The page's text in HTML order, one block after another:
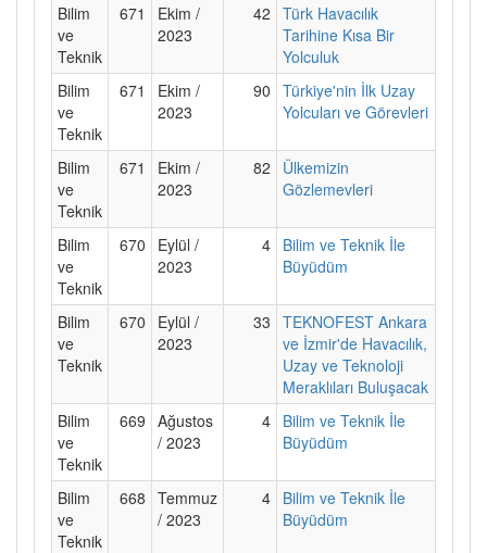
Bilim
ve
Teknik
671
Ekim /
2023
42 Türk Havacılık
Tarihine Kısa Bir
Yolculuk
Bilim
ve
Teknik
671
Ekim /
2023
90 Türkiye'nin İlk Uzay
Yolcuları ve Görevleri
Bilim
ve
Teknik
671
Ekim /
2023
82
Ülkemizin
Gözlemevleri
Bilim
ve
Teknik
670
Eylül /
2023
4 Bilim ve Teknik İle
Büyüdüm
Bilim
ve
Teknik
670
Eylül /
2023
33 TEKNOFEST Ankara
ve İzmir'de Havacılık,
Uzay ve Teknoloji
Meraklıları Buluşacak
Bilim
ve
Teknik
669 Ağustos
/ 2023
4 Bilim ve Teknik İle
Büyüdüm
Bilim
ve
Teknik
668 Temmuz
/ 2023
4 Bilim ve Teknik İle
Büyüdüm